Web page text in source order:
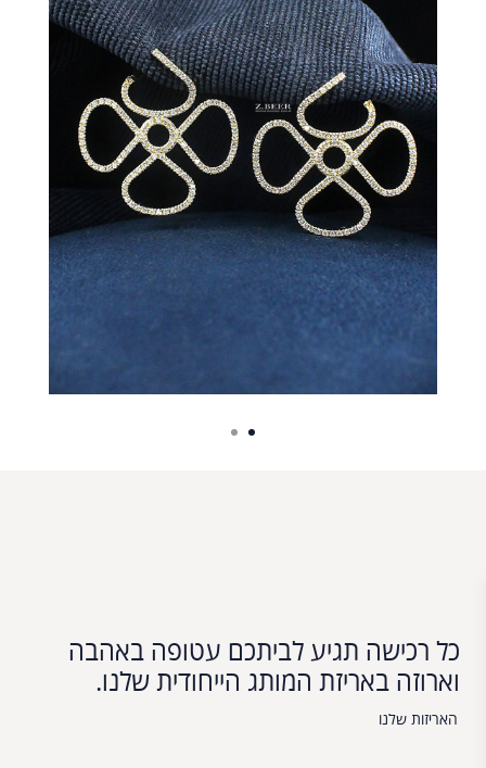
כל רכישה תגיע לביתכם עטופה באהבה
וארוזה באריזת המותג הייחודית שלנו.
האריזות שלנו